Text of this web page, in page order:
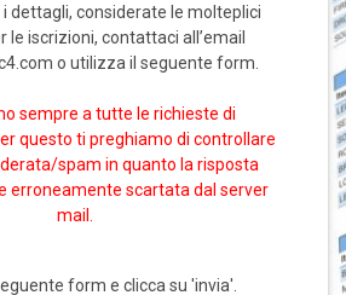
dettagli, considerate le molteplici
le iscrizioni, contattaci all’email
o utilizza il seguente form.
sempre a tutte le richieste di
questo ti preghiamo di controllare
spam in quanto la risposta
erroneamente scartata dal server
mail.
form e clicca su 'invia'.